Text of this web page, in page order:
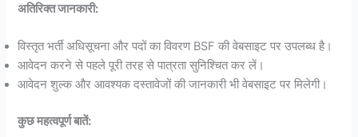
अतिरिक्त जानकारी:
विस्तृत भर्ती अधिसूचना और पदों का विवरण BSF की वेबसाइट पर उपलब्ध है।
आवेदन करने से पहले पूरी तरह से पात्रता सुनिश्चित कर लें।
आवेदन शुल्क और आवश्यक दस्तावेजों की जानकारी भी वेबसाइट पर मिलेगी।
कुछ महत्वपूर्ण बातें: